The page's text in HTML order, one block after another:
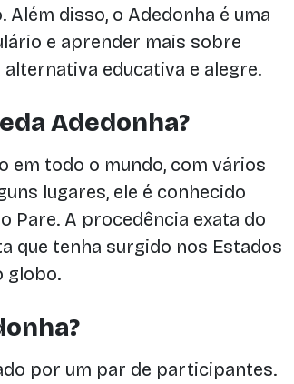
disso, o Adedonha é uma
e aprender mais sobre
educativa e alegre.
Adedonha?
em todo o mundo, com vários
lugares, ele é conhecido
Pare. A procedência exata do
que tenha surgido nos Estados
globo.
por um par de participantes.